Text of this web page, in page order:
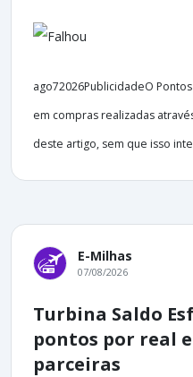
ago72026PublicidadeO
em compras realizadas
deste artigo, sem que isso
E-Milhas
07/08/2026
Turbina Saldo
pontos por real
parceiras